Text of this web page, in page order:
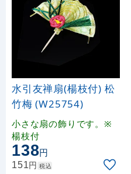
水引友禅扇(楊枝付) 松
竹梅 (W25754)
小さな扇の飾りです。※
楊枝付
138円
151円 税込